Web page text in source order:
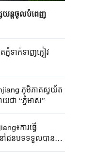
យន្ត​ចូលបំពេញ​
នំទាក់ទាញភ្ញៀវ
ភូមិភាគស្វយ័ត
យជា “ភ្នំមាស”
៖ការធ្វើ
ជនបទទទួលបានការ
ៅ